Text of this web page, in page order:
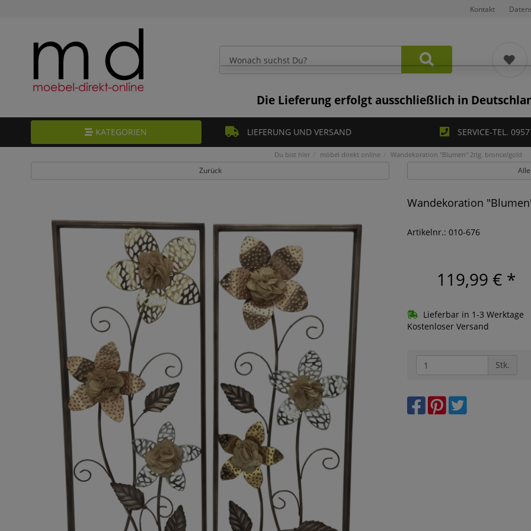
Kontakt
Die Lieferung erfolgt ausschließlich in
KATEGORIEN LIEFERUNG UND VERSAND SERVICE-TEL.
Du bist hier möbel direkt online Wandekoration "Blumen" 2tlg. bronce/gold
Zurück
Wandekoration
Artikelnr.: 010-676
119,99 € *
Lieferbar in 1-3 Werktage
Kostenloser Versand
Stk.